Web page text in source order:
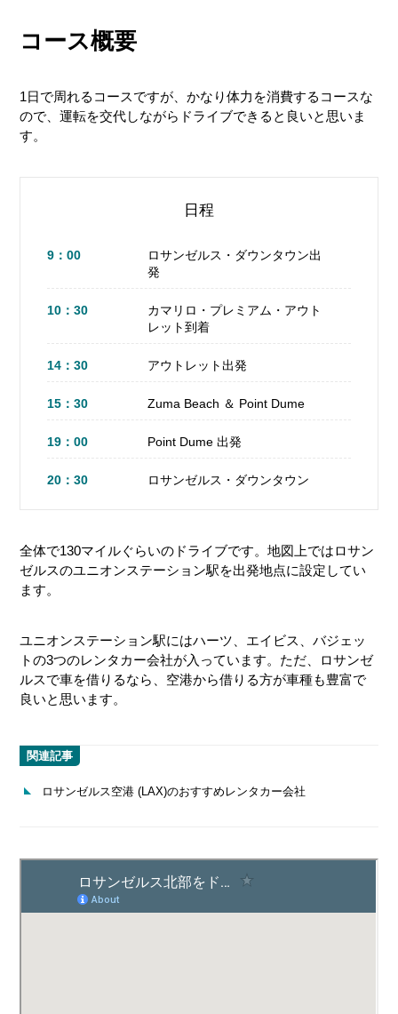
スタート地点
アウトレットからPCHへ
PCHでロサンゼルスダウンタウンへ
飲み物とかスナック類
ビーチ用具
サンシェード
101番上での休憩スポット
渋滞にはまる可能性
コース概要
1日で周れるコースですが、かなり体力を消費するコースな
ので、運転を交代しながらドライブできると良いと思いま
す。
日程
9：00
ロサンゼルス・ダウンタウン出
発
10：30
カマリロ・プレミアム・アウト
レット到着
14：30 アウトレット出発
15：30 Zuma Beach ＆ Point Dume
19：00 Point Dume 出発
20：30 ロサンゼルス・ダウンタウン
全体で130マイルぐらいのドライブです。地図上ではロサン
ゼルスのユニオンステーション駅を出発地点に設定してい
ます。
ユニオンステーション駅にはハーツ、エイビス、バジェッ
トの3つのレンタカー会社が入っています。ただ、ロサンゼ
ルスで車を借りるなら、空港から借りる方が車種も豊富で
良いと思います。
関連記事
ロサンゼルス空港 (LAX)のおすすめレンタカー会社